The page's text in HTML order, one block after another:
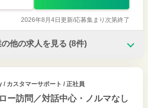
2026年8月4日更新/応募集まり次第終了
の他の求人を見る (8件)
/ カスタマーサポート / 正社員
ー訪問／対話中心・ノルマなし